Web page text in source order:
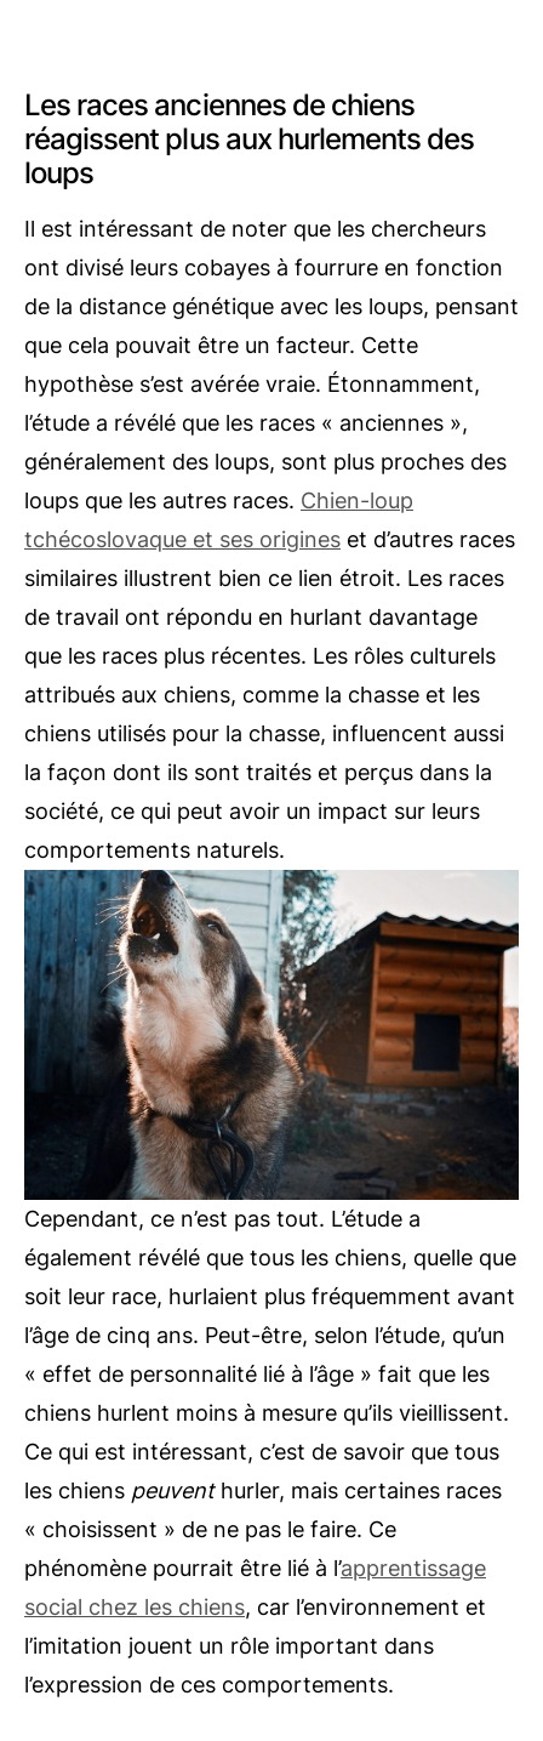
Les races anciennes de chiens
réagissent plus aux hurlements des
loups
Il est intéressant de noter que les chercheurs
ont divisé leurs cobayes à fourrure en fonction
de la distance génétique avec les loups, pensant
que cela pouvait être un facteur. Cette
hypothèse s’est avérée vraie. Étonnamment,
l’étude a révélé que les races « anciennes »,
généralement des loups, sont plus proches des
loups que les autres races. Chien-loup
tchécoslovaque et ses origines et d’autres races
similaires illustrent bien ce lien étroit. Les races
de travail ont répondu en hurlant davantage
que les races plus récentes. Les rôles culturels
attribués aux chiens, comme la chasse et les
chiens utilisés pour la chasse, influencent aussi
la façon dont ils sont traités et perçus dans la
société, ce qui peut avoir un impact sur leurs
comportements naturels.
Cependant, ce n’est pas tout. L’étude a
également révélé que tous les chiens, quelle que
soit leur race, hurlaient plus fréquemment avant
l’âge de cinq ans. Peut-être, selon l’étude, qu’un
« effet de personnalité lié à l’âge » fait que les
chiens hurlent moins à mesure qu’ils vieillissent.
Ce qui est intéressant, c’est de savoir que tous
les chiens peuventhurler, mais certaines races
« choisissent » de ne pas le faire. Ce
phénomène pourrait être lié à l’apprentissage
social chez les chiens, car l’environnement et
l’imitation jouent un rôle important dans
l’expression de ces comportements.